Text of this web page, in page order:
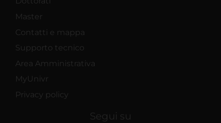
Master
Contatti e mappa
Supporto tecnico
Area Amministrativa
MyUnivr
Privacy policy
Segui su